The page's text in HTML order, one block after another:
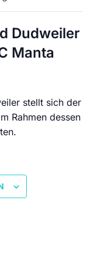
Dudweiler
Manta
stellt sich der
Rahmen dessen